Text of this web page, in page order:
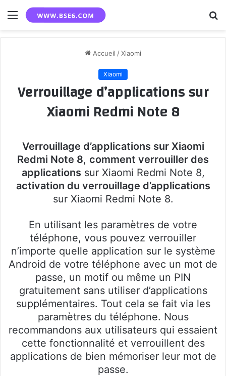
Menu
Accueil /Xiaomi
Xiaomi
Verrouillage d’applications sur
Xiaomi Redmi Note 8
Verrouillage d’applications sur Xiaomi
Redmi Note 8, comment verrouiller des
applications sur Xiaomi Redmi Note 8,
activation du verrouillage d’applications
sur Xiaomi Redmi Note 8.
En utilisant les paramètres de votre
téléphone, vous pouvez verrouiller
n’importe quelle application sur le système
Android de votre téléphone avec un mot de
passe, un motif ou même un PIN
gratuitement sans utiliser d’applications
supplémentaires. Tout cela se fait via les
paramètres du téléphone. Nous
recommandons aux utilisateurs qui essaient
cette fonctionnalité et verrouillent des
applications de bien mémoriser leur mot de
passe.